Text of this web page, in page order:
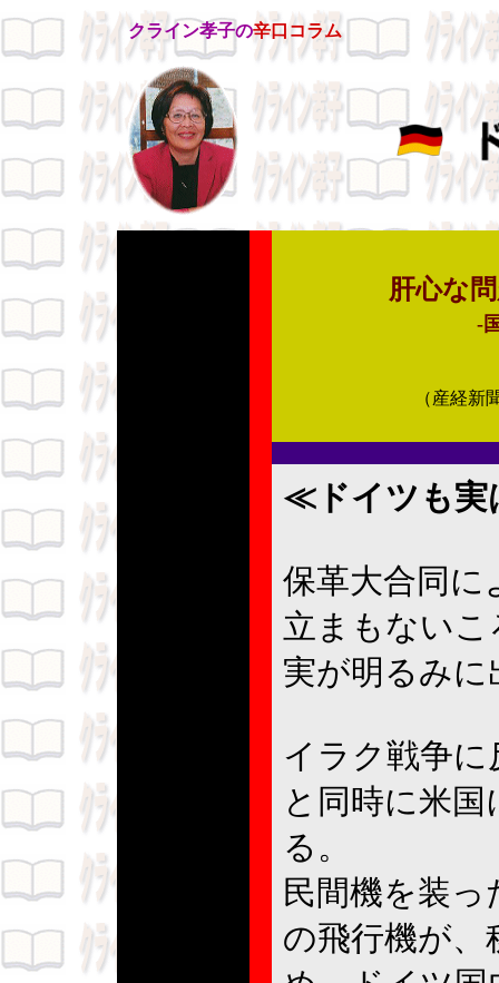
クライン孝子の辛口コラム
肝心な
-
（産経新
≪ドイツも実
保革大合同に
立まもない
実が明るみに
イラク戦争
と同時に米
る。
民間機を装っ
の飛行機が、